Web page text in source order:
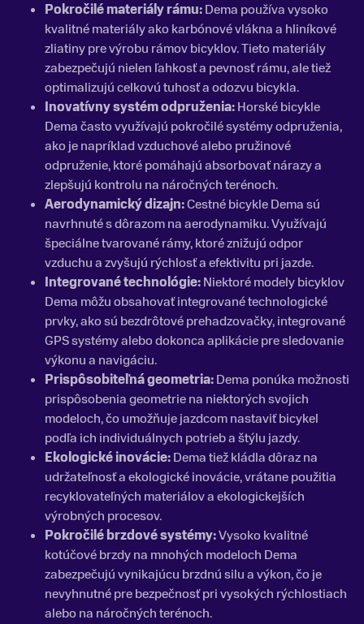
Pokročilé materiály rámu:Dema používa vysoko
kvalitné materiály ako karbónové vlákna a hliníkové
zliatiny pre výrobu rámov bicyklov. Tieto materiály
zabezpečujú nielen ľahkosť a pevnosť rámu, ale tiež
optimalizujú celkovú tuhosť a odozvu bicykla.
Inovatívny systém odpruženia:Horské bicykle
Dema často využívajú pokročilé systémy odpruženia,
ako je napríklad vzduchové alebo pružinové
odpruženie, ktoré pomáhajú absorbovať nárazy a
zlepšujú kontrolu na náročných terénoch.
Aerodynamický dizajn:Cestné bicykle Dema sú
navrhnuté s dôrazom na aerodynamiku. Využívajú
špeciálne tvarované rámy, ktoré znižujú odpor
vzduchu a zvyšujú rýchlosť a efektivitu pri jazde.
Integrované technológie:Niektoré modely bicyklov
Dema môžu obsahovať integrované technologické
prvky, ako sú bezdrôtové prehadzovačky, integrované
GPS systémy alebo dokonca aplikácie pre sledovanie
výkonu a navigáciu.
Prispôsobiteľná geometria:Dema ponúka možnosti
prispôsobenia geometrie na niektorých svojich
modeloch, čo umožňuje jazdcom nastaviť bicykel
podľa ich individuálnych potrieb a štýlu jazdy.
Ekologické inovácie:Dema tiež kládla dôraz na
udržateľnosť a ekologické inovácie, vrátane použitia
recyklovateľných materiálov a ekologickejších
výrobných procesov.
Pokročilé brzdové systémy:Vysoko kvalitné
kotúčové brzdy na mnohých modeloch Dema
zabezpečujú vynikajúcu brzdnú silu a výkon, čo je
nevyhnutné pre bezpečnosť pri vysokých rýchlostiach
alebo na náročných terénoch.